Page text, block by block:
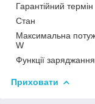
Гарантійний термін
Стан
Максимальна
W
Функції заряджання
Приховати